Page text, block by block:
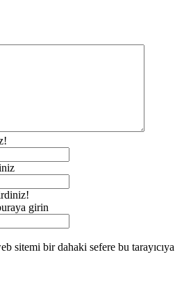
girin
sitemi bir dahaki sefere bu tarayıcıya